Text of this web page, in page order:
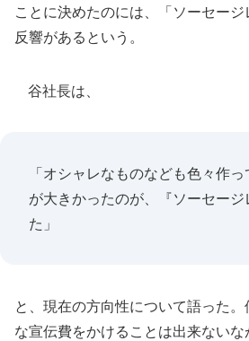
ことに決めたのには、「ソーセー
反響があるという。
谷社長は、
「オシャレなものなども色々作
が大きかったのが、『ソーセー
た」
と、現在の方向性について語った
な宣伝費をかけることは出来ない